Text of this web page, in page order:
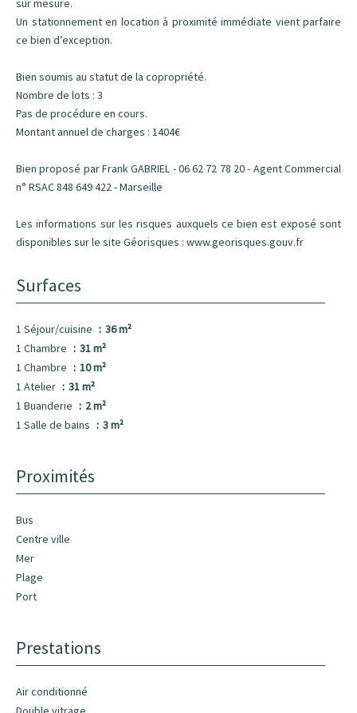
sur mesure.
Un stationnement en location à proximité immédiate vient parfaire
ce bien d’exception.
Bien soumis au statut de la copropriété.
Nombre de lots : 3
Pas de procédure en cours.
Montant annuel de charges : 1404€
Bien proposé par Frank GABRIEL - 06 62 72 78 20 - Agent Commercial
n° RSAC 848 649 422 - Marseille
Les informations sur les risques auxquels ce bien est exposé sont
disponibles sur le site Géorisques : www.georisques.gouv.fr
Surfaces
1 Séjour/cuisine
36 m²
1 Chambre
31 m²
1 Chambre
10 m²
1 Atelier
31 m²
1 Buanderie
2 m²
1 Salle de bains
3 m²
Proximités
Bus
Centre ville
Mer
Plage
Port
Prestations
Air conditionné